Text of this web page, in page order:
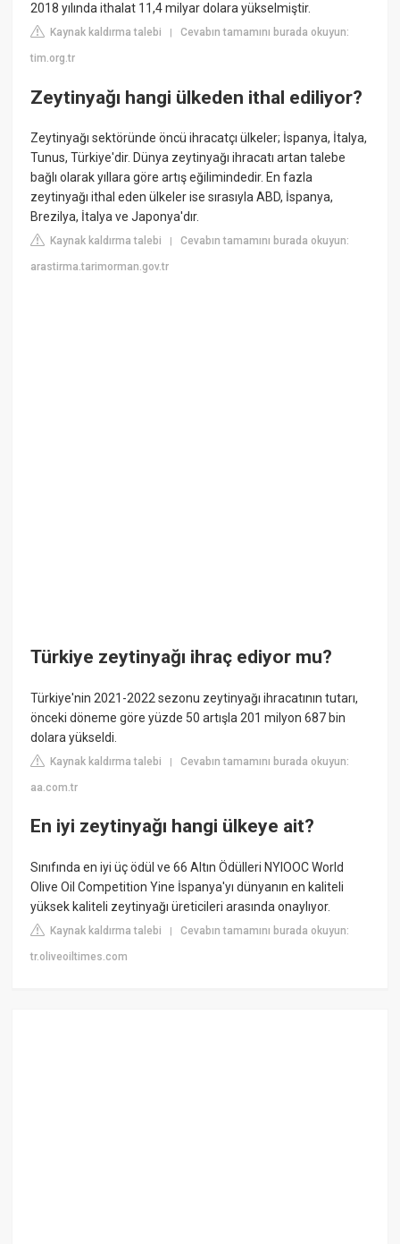
2018 yılında ithalat 11,4 milyar dolara yükselmiştir.
Kaynak kaldırma talebi |Cevabın tamamını burada okuyun:
tim.org.tr
Zeytinyağı hangi ülkeden ithal ediliyor?
Zeytinyağı sektöründe öncü ihracatçı ülkeler; İspanya, İtalya,
Tunus, Türkiye'dir. Dünya zeytinyağı ihracatı artan talebe
bağlı olarak yıllara göre artış eğilimindedir. En fazla
zeytinyağı ithal eden ülkeler ise sırasıyla ABD, İspanya,
Brezilya, İtalya ve Japonya'dır.
Kaynak kaldırma talebi |Cevabın tamamını burada okuyun:
arastirma.tarimorman.gov.tr
Türkiye zeytinyağı ihraç ediyor mu?
Türkiye'nin 2021-2022 sezonu zeytinyağı ihracatının tutarı,
önceki döneme göre yüzde 50 artışla 201 milyon 687 bin
dolara yükseldi.
Kaynak kaldırma talebi |Cevabın tamamını burada okuyun:
aa.com.tr
En iyi zeytinyağı hangi ülkeye ait?
Sınıfında en iyi üç ödül ve 66 Altın Ödülleri NYIOOC World
Olive Oil Competition Yine İspanya'yı dünyanın en kaliteli
yüksek kaliteli zeytinyağı üreticileri arasında onaylıyor.
Kaynak kaldırma talebi |Cevabın tamamını burada okuyun:
tr.oliveoiltimes.com